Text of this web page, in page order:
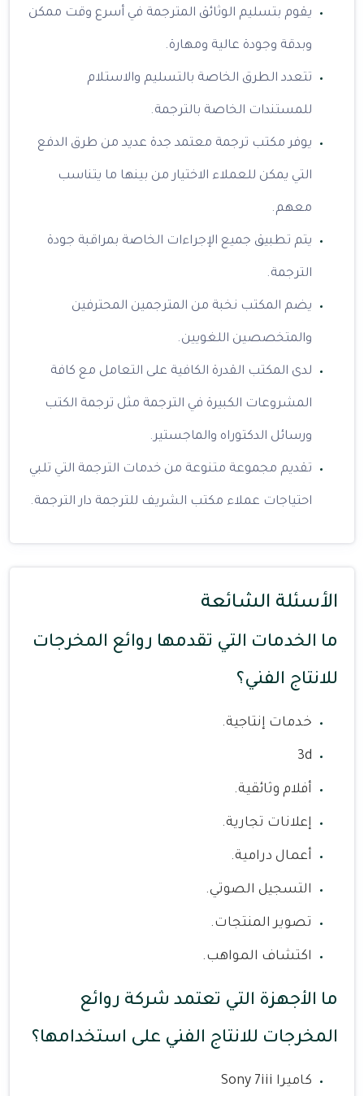
يقوم بتسليم الوثائق المترجمة في أسرع وقت ممكن
وبدقة وجودة عالية ومهارة.
تتعدد الطرق الخاصة بالتسليم والاستلام
للمستندات الخاصة بالترجمة.
يوفر مكتب ترجمة معتمد جدة عديد من طرق الدفع
التي يمكن للعملاء الاختيار من بينها ما يتناسب
معهم.
يتم تطبيق جميع الإجراءات الخاصة بمراقبة جودة
الترجمة.
يضم المكتب نخبة من المترجمين المحترفين
والمتخصصين اللغويين.
لدى المكتب القدرة الكافية على التعامل مع كافة
المشروعات الكبيرة في الترجمة مثل ترجمة الكتب
ورسائل الدكتوراه والماجستير.
تقديم مجموعة متنوعة من خدمات الترجمة التي تلبي
احتياجات عملاء مكتب الشريف للترجمة دار الترجمة.
الأسئلة الشائعة
ما الخدمات التي تقدمها روائع المخرجات
للانتاج الفني؟
خدمات إنتاجية.
3d
أفلام وثائقية.
إعلانات تجارية.
أعمال درامية.
التسجيل الصوتي.
تصوير المنتجات.
اكتشاف المواهب.
ما الأجهزة التي تعتمد شركة روائع
المخرجات للانتاج الفني على استخدامها؟
كاميرا Sony 7iii